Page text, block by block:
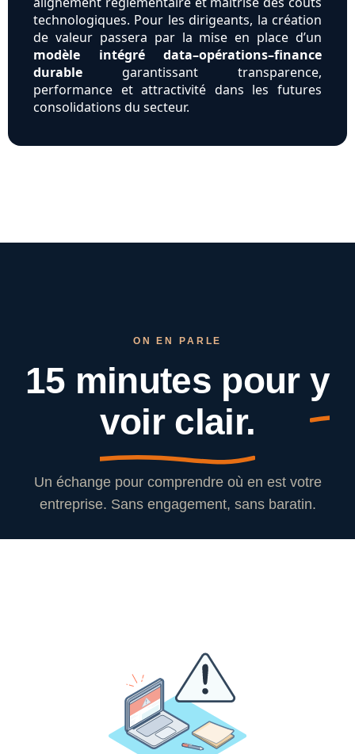
technologiques. Pour les dirigeants, la création
de valeur passera par la mise en place d’un
modèle intégré data–opérations–finance
durable garantissant transparence,
performance et attractivité dans les futures
consolidations du secteur.
ON EN PARLE
15 minutes pour y
voir clair.
Un échange pour comprendre où en est votre
entreprise. Sans engagement, sans baratin.